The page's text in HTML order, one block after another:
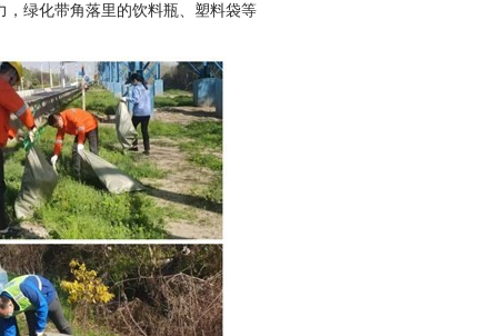
绿化带角落里的饮料瓶、塑料袋等